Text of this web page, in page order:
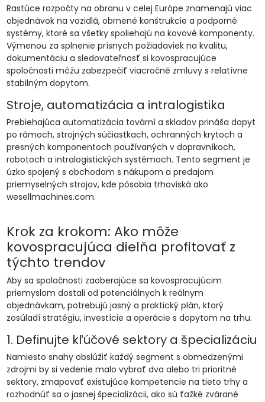
Rastúce rozpočty na obranu v celej Európe znamenajú viac
objednávok na vozidlá, obrnené konštrukcie a podporné
systémy, ktoré sa všetky spoliehajú na kovové komponenty.
Výmenou za splnenie prísnych požiadaviek na kvalitu,
dokumentáciu a sledovateľnosť si kovospracujúce
spoločnosti môžu zabezpečiť viacročné zmluvy s relatívne
stabilným dopytom.
Stroje, automatizácia a intralogistika
Prebiehajúca automatizácia tovární a skladov prináša dopyt
po rámoch, strojných súčiastkach, ochranných krytoch a
presných komponentoch používaných v dopravníkoch,
robotoch a intralogistických systémoch. Tento segment je
úzko spojený s obchodom s nákupom a predajom
priemyselných strojov, kde pôsobia trhoviská ako
wesellmachines.com.
Krok za krokom: Ako môže
kovospracujúca dielňa profitovať z
týchto trendov
Aby sa spoločnosti zaoberajúce sa kovospracujúcim
priemyslom dostali od potenciálnych k reálnym
objednávkam, potrebujú jasný a praktický plán, ktorý
zosúladí stratégiu, investície a operácie s dopytom na trhu.
1. Definujte kľúčové sektory a špecializáciu
Namiesto snahy obslúžiť každý segment s obmedzenými
zdrojmi by si vedenie malo vybrať dva alebo tri prioritné
sektory, zmapovať existujúce kompetencie na tieto trhy a
rozhodnúť sa o jasnej špecializácii, ako sú ťažké zvárané